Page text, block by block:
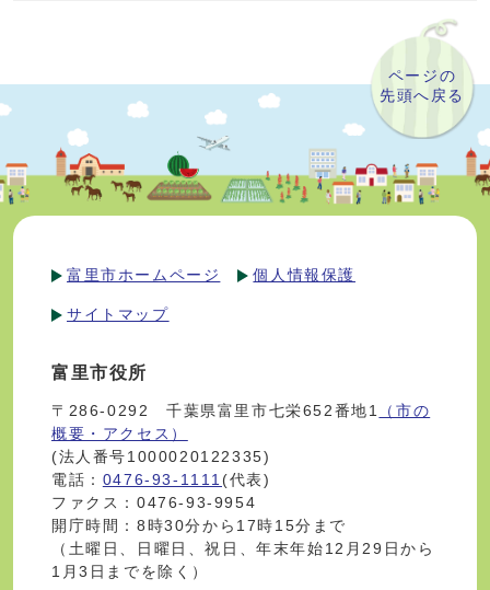
ページの
先頭へ戻る
富里市ホームページ 個人情報保護
サイトマップ
富里市役所
〒286-0292 千葉県富里市七栄652番地1
（市の
概要・アクセス）
(法人番号1000020122335)
電話： 0476-93-1111 (代表)
ファクス：0476-93-9954
開庁時間：8時30分から17時15分まで
（土曜日、日曜日、祝日、年末年始12月29日から
1月3日までを除く）